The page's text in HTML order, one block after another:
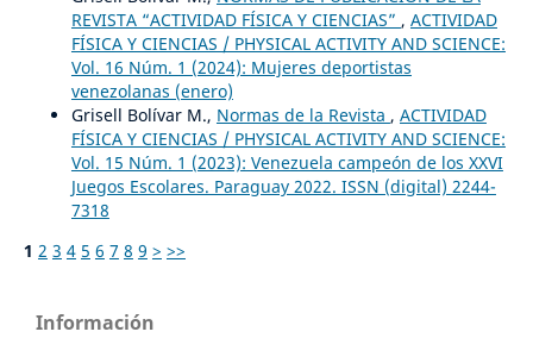
REVISTA “ACTIVIDAD FÍSICA Y CIENCIAS” , ACTIVIDAD
FÍSICA Y CIENCIAS / PHYSICAL ACTIVITY AND SCIENCE:
Vol. 16 Núm. 1 (2024): Mujeres deportistas
venezolanas (enero)
Grisell Bolívar M., Normas de la Revista , ACTIVIDAD
FÍSICA Y CIENCIAS / PHYSICAL ACTIVITY AND SCIENCE:
Vol. 15 Núm. 1 (2023): Venezuela campeón de los XXVI
Juegos Escolares. Paraguay 2022. ISSN (digital) 2244-
7318
1 2 3 4 5 6 7 8 9 > >>
Información